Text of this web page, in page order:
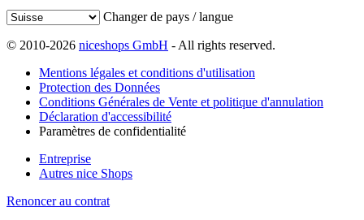
Changer de pays / langue
© 2010-2026 niceshops GmbH - All rights reserved.
Mentions légales et conditions d'utilisation
Protection des Données
Conditions Générales de Vente et politique d'annulation
Déclaration d'accessibilité
Paramètres de confidentialité
Entreprise
Autres nice Shops
Renoncer au contrat